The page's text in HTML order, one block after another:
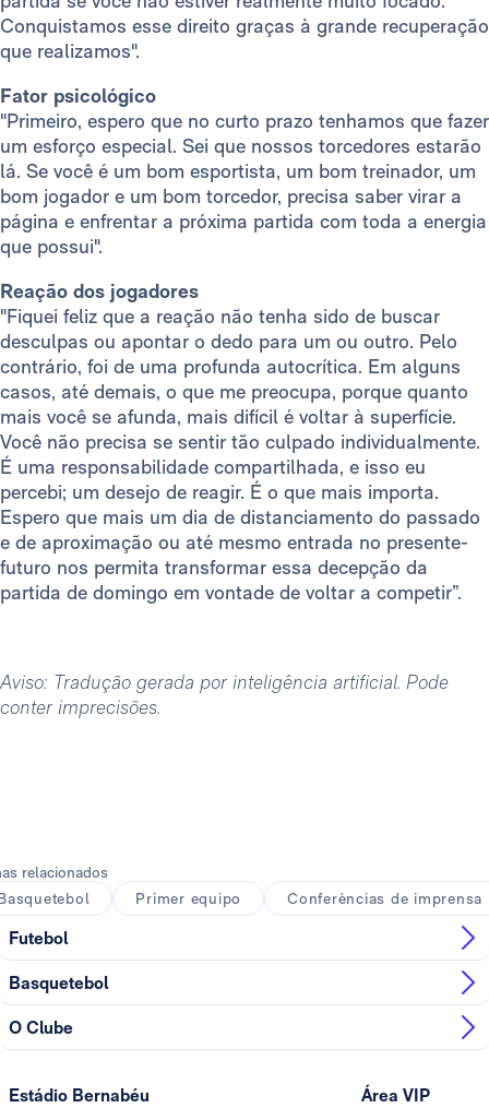
Conquistamos esse direito graças à grande recuperação
que realizamos".
Fator psicológico
"Primeiro, espero que no curto prazo tenhamos que fazer
um esforço especial. Sei que nossos torcedores estarão
lá. Se você é um bom esportista, um bom treinador, um
bom jogador e um bom torcedor, precisa saber virar a
página e enfrentar a próxima partida com toda a energia
que possui".
Reação dos jogadores
"Fiquei feliz que a reação não tenha sido de buscar
desculpas ou apontar o dedo para um ou outro. Pelo
contrário, foi de uma profunda autocrítica. Em alguns
casos, até demais, o que me preocupa, porque quanto
mais você se afunda, mais difícil é voltar à superfície.
Você não precisa se sentir tão culpado individualmente.
É uma responsabilidade compartilhada, e isso eu
percebi; um desejo de reagir. É o que mais importa.
Espero que mais um dia de distanciamento do passado
e de aproximação ou até mesmo entrada no presente-
futuro nos permita transformar essa decepção da
partida de domingo em vontade de voltar a competir”.
Aviso: Tradução gerada por inteligência artificial. Pode
conter imprecisões.
relacionados
Primer equipo Conferèncias de imprensa
Futebol
Basquetebol
O Clube
Estádio Bernabéu Área VIP